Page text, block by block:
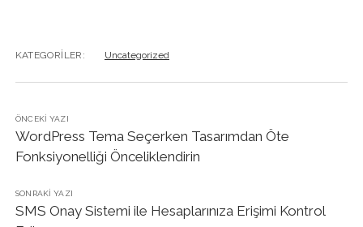
KATEGORILER: Uncategorized
ÖNCEKI YAZI
WordPress Tema Seçerken Tasarımdan Öte
Fonksiyonelliği Önceliklendirin
SONRAKI YAZI
SMS Onay Sistemi ile Hesaplarınıza Erişimi Kontrol